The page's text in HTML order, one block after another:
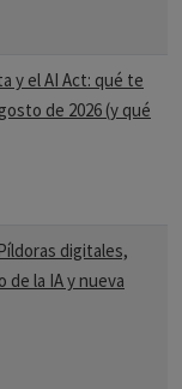
y el AI Act: qué te
de 2026 (y qué
digitales,
la IA y nueva